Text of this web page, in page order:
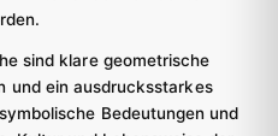
sind klare geometrische
und ein ausdrucksstarkes
Bedeutungen und